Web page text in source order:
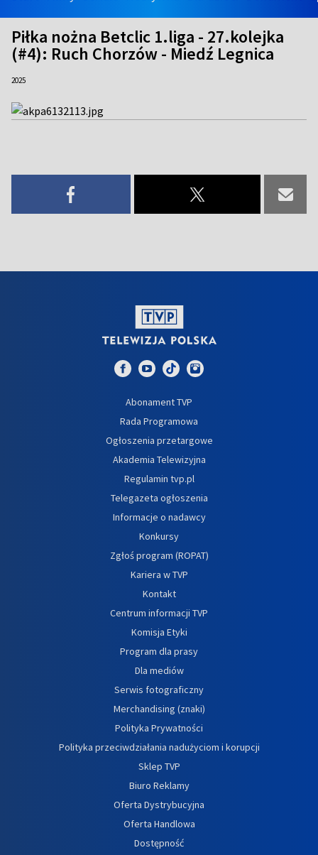
Piłka nożna Betclic 1.liga - 27.kolejka
(#4): Ruch Chorzów - Miedź Legnica
2025
Abonament TVP
Rada Programowa
Ogłoszenia przetargowe
Akademia Telewizyjna
Regulamin tvp.pl
Telegazeta ogłoszenia
Informacje o nadawcy
Konkursy
Zgłoś program (ROPAT)
Kariera w TVP
Kontakt
Centrum informacji TVP
Komisja Etyki
Program dla prasy
Dla mediów
Serwis fotograficzny
Merchandising (znaki)
Polityka Prywatności
Polityka przeciwdziałania nadużyciom i korupcji
Sklep TVP
Biuro Reklamy
Oferta Dystrybucyjna
Oferta Handlowa
Dostępność